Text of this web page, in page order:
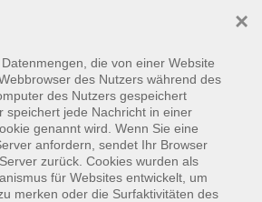
gefunden werden.
die von einer Website
des Nutzers während des
des Nutzers gespeichert
speichert jede Nachricht in einer
genannt wird. Wenn Sie eine
anfordern, sendet Ihr Browser
zurück. Cookies wurden als
für Websites entwickelt, um
merken oder die Surfaktivitäten des
×